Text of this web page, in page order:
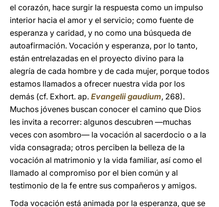
el corazón, hace surgir la respuesta como un impulso
interior hacia el amor y el servicio; como fuente de
esperanza y caridad, y no como una búsqueda de
autoafirmación. Vocación y esperanza, por lo tanto,
están entrelazadas en el proyecto divino para la
alegría de cada hombre y de cada mujer, porque todos
estamos llamados a ofrecer nuestra vida por los
demás (cf. Exhort. ap. Evangelii gaudium, 268).
Muchos jóvenes buscan conocer el camino que Dios
les invita a recorrer: algunos descubren —muchas
veces con asombro— la vocación al sacerdocio o a la
vida consagrada; otros perciben la belleza de la
vocación al matrimonio y la vida familiar, así como el
llamado al compromiso por el bien común y al
testimonio de la fe entre sus compañeros y amigos.
Toda vocación está animada por la esperanza, que se